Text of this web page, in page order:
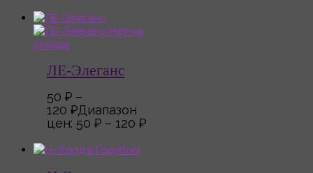
Нет на
складе
ЛЕ-Элеганс
50 ₽ –
120 ₽Диапазон
цен: 50 ₽ – 120 ₽